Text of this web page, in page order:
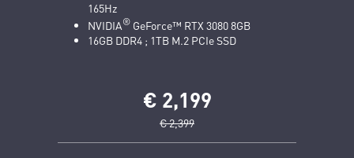
165Hz
NVIDIA®GeForce™ RTX 3080 8GB
16GB DDR4 ; 1TB M.2 PCIe SSD
€ 2,199
€ 2,399